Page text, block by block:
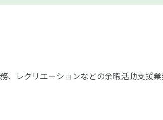
、レクリエーションなどの余暇活動支援